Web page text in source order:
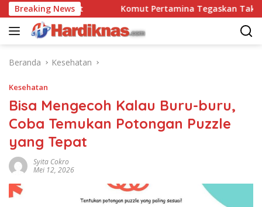
Langsung
ke
konten
Breaking News
90 Pasgat Komut Pertamina Tegaskan Tak Boleh
Beranda Kesehatan
Kesehatan
Bisa Mengecoh Kalau Buru-buru,
Coba Temukan Potongan Puzzle
yang Tepat
Syita Cokro
Mei 12, 2026